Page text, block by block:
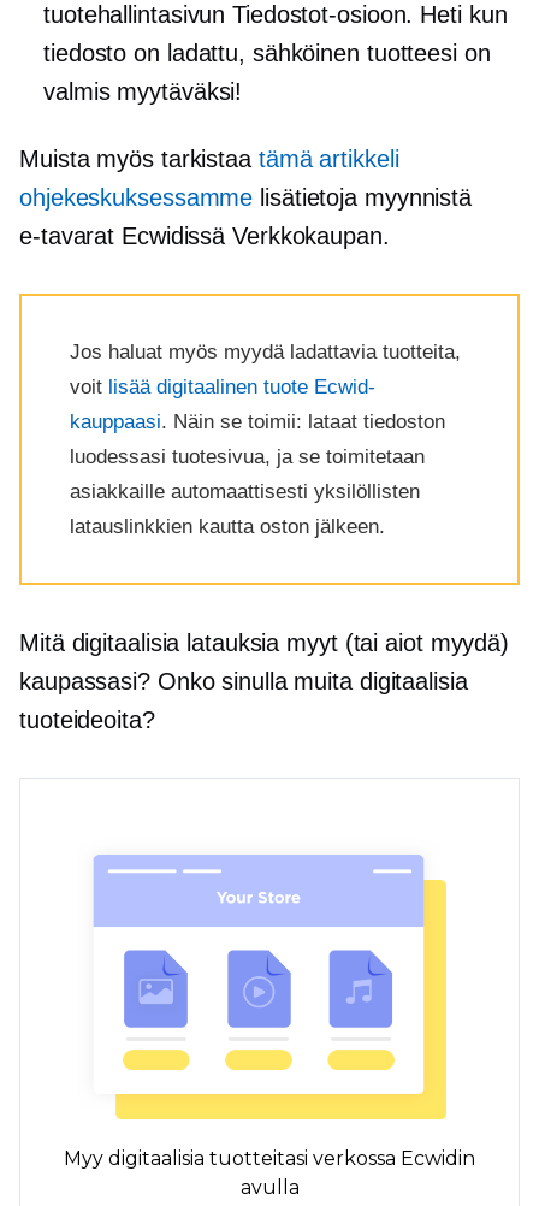
tuotehallintasivun Tiedostot-osioon. Heti kun
tiedosto on ladattu, sähköinen tuotteesi on
valmis myytäväksi!
Muista myös tarkistaa tämä artikkeli
ohjekeskuksessamme lisätietoja myynnistä
e-tavarat EcwidissäVerkkokaupan.
Jos haluat myös myydä ladattavia tuotteita,
voit lisää digitaalinen tuote Ecwid-
kauppaasi. Näin se toimii: lataat tiedoston
luodessasi tuotesivua, ja se toimitetaan
asiakkaille automaattisesti yksilöllisten
latauslinkkien kautta oston jälkeen.
Mitä digitaalisia latauksia myyt (tai aiot myydä)
kaupassasi? Onko sinulla muita digitaalisia
tuoteideoita?
Myy digitaalisia tuotteitasi verkossa Ecwidin
avulla